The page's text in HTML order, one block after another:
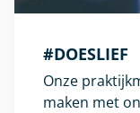
#DOESLIEF
Onze
maken met